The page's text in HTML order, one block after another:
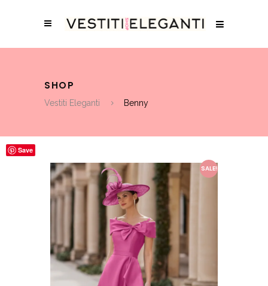
SHOP
Vestiti Eleganti Benny
Save
SALE!